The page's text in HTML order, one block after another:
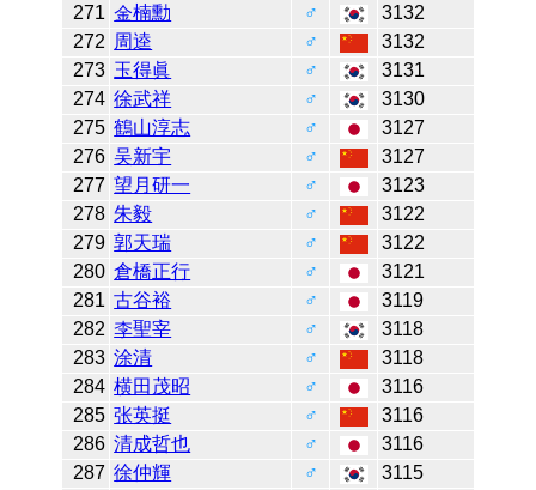
271 金楠勳 ♂
3132
272 周逵 ♂
3132
273 玉得眞 ♂
3131
274 徐武祥 ♂
3130
275 鶴山淳志 ♂
3127
276 吴新宇 ♂
3127
277 望月研一 ♂
3123
278 朱毅 ♂
3122
279 郭天瑞 ♂
3122
280 倉橋正行 ♂
3121
281 古谷裕 ♂
3119
282 李聖宰 ♂
3118
283 涂清 ♂
3118
284 横田茂昭 ♂
3116
285 张英挺 ♂
3116
286 清成哲也 ♂
3116
287 徐仲輝 ♂
3115